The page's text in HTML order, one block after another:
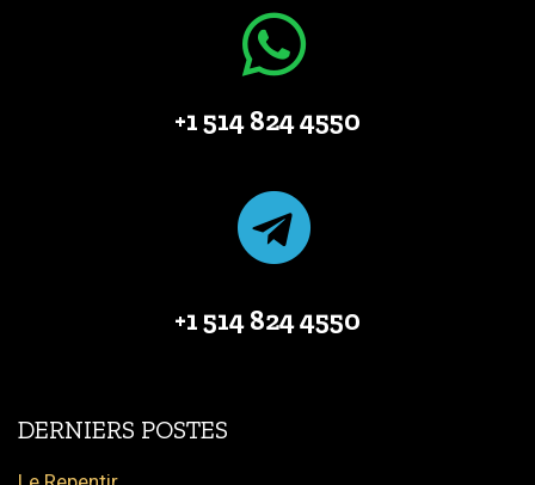
+1 514 824 4550
+1 514 824 4550
DERNIERS POSTES